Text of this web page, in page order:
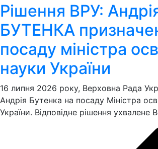
Рішення ВРУ:
БУТЕНКА
посаду міністра
науки України
16 липня 2026 року, Верховна Рада
Андрія Бутенка на посаду Міністра
України. Відповідне рішення ухвалене